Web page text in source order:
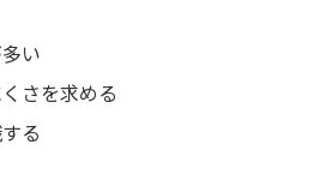
い
さを求める
る